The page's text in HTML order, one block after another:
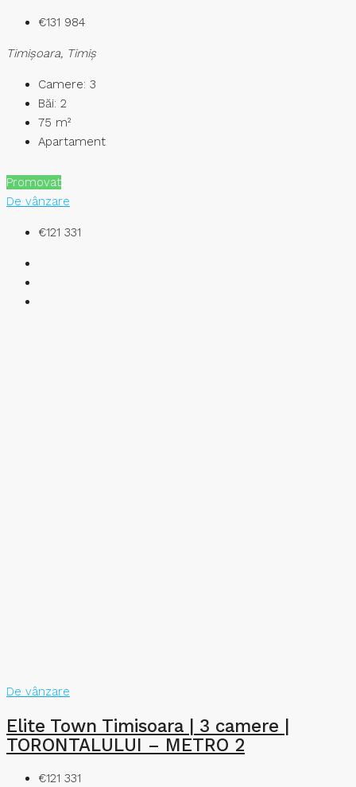
€131 984
Timişoara, Timiș
Camere: 3
Băi: 2
75 m²
Apartament
Promovat
De vânzare
€121 331
De vânzare
Elite Town Timisoara | 3 camere |
TORONTALULUI – METRO 2
€121 331